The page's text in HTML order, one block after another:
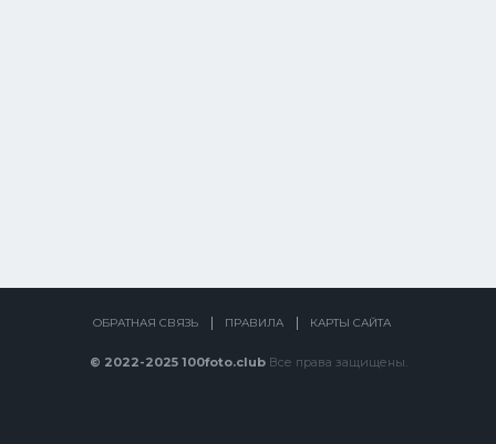
ОБРАТНАЯ СВЯЗЬ ПРАВИЛА КАРТЫ САЙТА
© 2022-2025 100foto.clubВсе права защищены.